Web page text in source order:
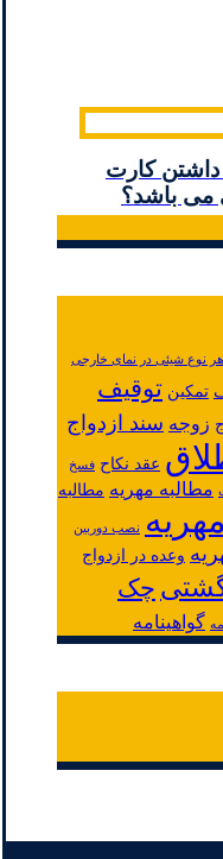
داشتن کارت
می باشد؟
هر نوع شیئی در نمای خارجی
تمکین توقیف
زوجه سند ازدواج
عقد نکاح فسخ
مطالبه مهریه مطالبه
مهریه نصب دوربین
وعده در ازدواج
چک
گواهینامه